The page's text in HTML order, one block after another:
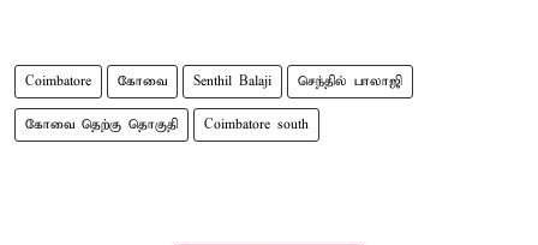
Coimbatore கோவை Senthil Balaji செந்தில் பாலாஜி
கோவை தெற்கு தொகுதி Coimbatore south